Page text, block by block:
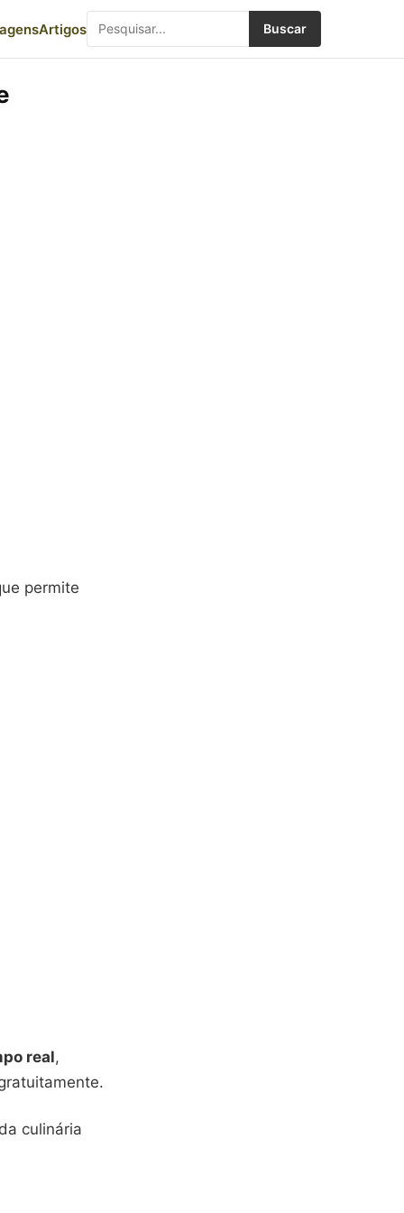
Artigos Buscar
permite
real,
culinária